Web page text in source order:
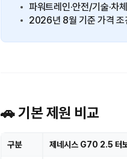
파워트레인·안전/기술·차
2026년 8월 기준 가격 조
🚗 기본 제원 비교
구분 제네시스 G70 2.5 터